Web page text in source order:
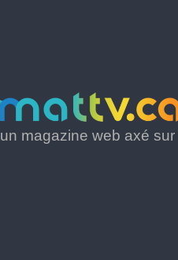
un magazine web axé sur